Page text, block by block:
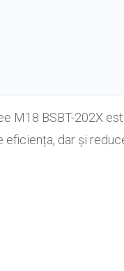
M18 BSBT-202X
dar și